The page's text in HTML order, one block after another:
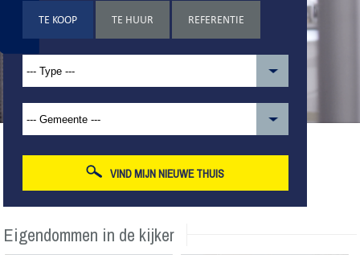
TE KOOP TE HUUR REFERENTIE
VIND MIJN NIEUWE THUIS
Eigendommen in de kijker